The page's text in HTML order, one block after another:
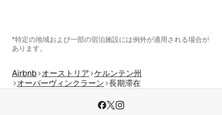
*特定の地域および一部の宿泊施設には例外が適用される場合が
あります。
Airbnb オーストリア ケルンテン州
オーバーヴィンクラーン 長期滞在